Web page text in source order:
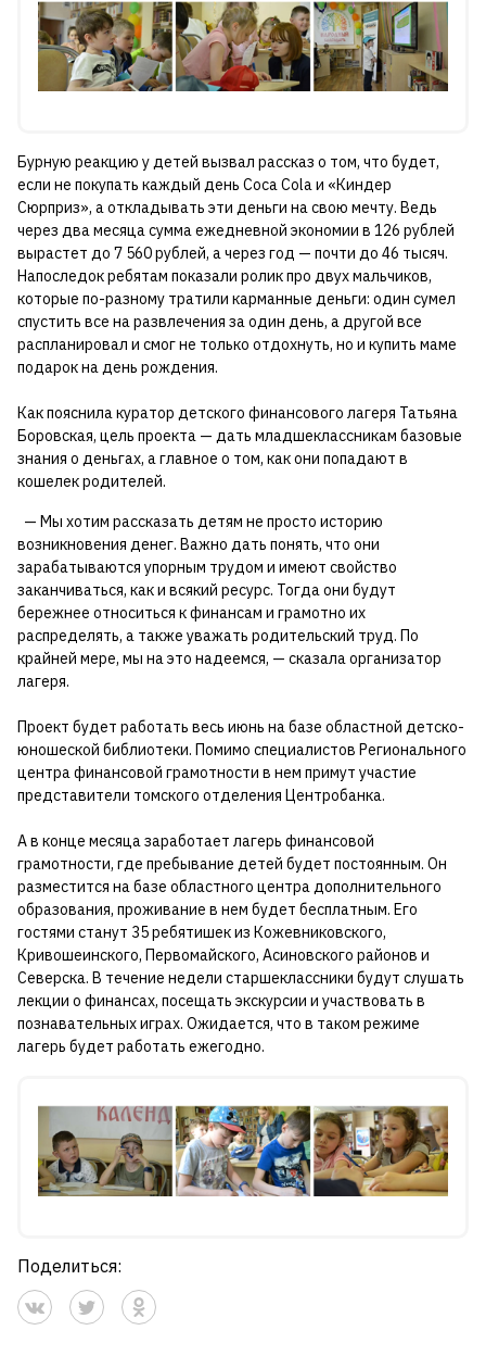
Бурную реакцию у детей вызвал рассказ о том, что будет,
если не покупать каждый день Coca Cola и «Киндер
Сюрприз», а откладывать эти деньги на свою мечту. Ведь
через два месяца сумма ежедневной экономии в 126 рублей
вырастет до 7 560 рублей, а через год — почти до 46 тысяч.
Напоследок ребятам показали ролик про двух мальчиков,
которые по-разному тратили карманные деньги: один сумел
спустить все на развлечения за один день, а другой все
распланировал и смог не только отдохнуть, но и купить маме
подарок на день рождения.
Как пояснила куратор детского финансового лагеря Татьяна
Боровская, цель проекта — дать младшеклассникам базовые
знания о деньгах, а главное о том, как они попадают в
кошелек родителей.
— Мы хотим рассказать детям не просто историю
возникновения денег. Важно дать понять, что они
зарабатываются упорным трудом и имеют свойство
заканчиваться, как и всякий ресурс. Тогда они будут
бережнее относиться к финансам и грамотно их
распределять, а также уважать родительский труд. По
крайней мере, мы на это надеемся, — сказала организатор
лагеря.
Проект будет работать весь июнь на базе областной детско-
юношеской библиотеки. Помимо специалистов Регионального
центра финансовой грамотности в нем примут участие
представители томского отделения Центробанка.
А в конце месяца заработает лагерь финансовой
грамотности, где пребывание детей будет постоянным. Он
разместится на базе областного центра дополнительного
образования, проживание в нем будет бесплатным. Его
гостями станут 35 ребятишек из Кожевниковского,
Кривошеинского, Первомайского, Асиновского районов и
Северска. В течение недели старшеклассники будут слушать
лекции о финансах, посещать экскурсии и участвовать в
познавательных играх. Ожидается, что в таком режиме
лагерь будет работать ежегодно.
Поделиться: